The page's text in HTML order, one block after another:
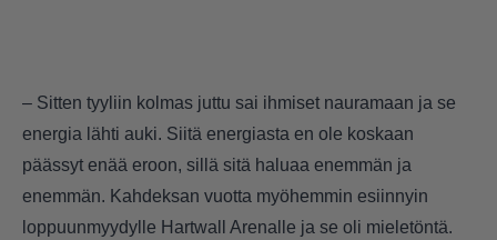
– Sitten tyyliin kolmas juttu sai ihmiset nauramaan ja se
energia lähti auki. Siitä energiasta en ole koskaan
päässyt enää eroon, sillä sitä haluaa enemmän ja
enemmän. Kahdeksan vuotta myöhemmin esiinnyin
loppuunmyydylle Hartwall Arenalle ja se oli mieletöntä.